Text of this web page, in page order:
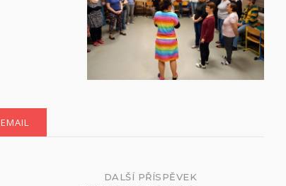
EMAIL
DALŠÍ PŘÍSPĚVEK